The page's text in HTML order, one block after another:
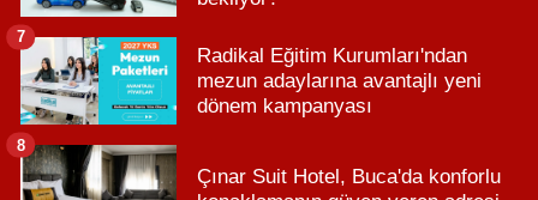
Radikal Eğitim Kurumları'ndan
mezun adaylarına avantajlı yeni
dönem kampanyası
7
Çınar Suit Hotel, Buca'da konforlu
8